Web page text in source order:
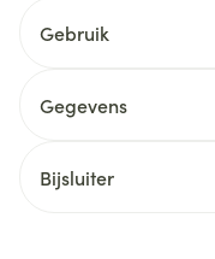
Gebruik
Gegevens
Bijsluiter